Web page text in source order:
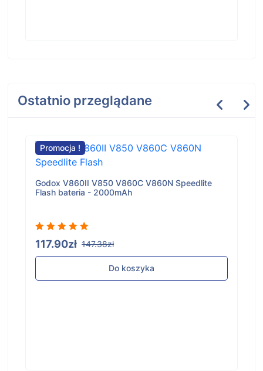
Ostatnio przeglądane
Promocja !
Godox V860II V850 V860C V860N Speedlite
Flash bateria - 2000mAh
117.90zł 147.38zł
Do koszyka